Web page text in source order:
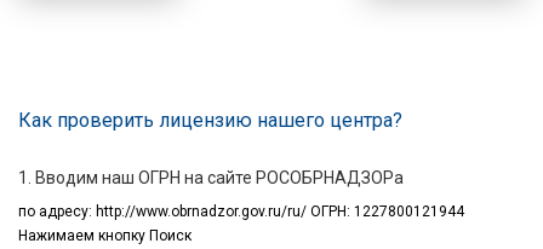
Как проверить лицензию нашего центра?
1. Вводим наш ОГРН на сайте РОСОБРНАДЗОРа
по адресу: http://www.obrnadzor.gov.ru/ru/ ОГРН: 1227800121944
Нажимаем кнопку Поиск